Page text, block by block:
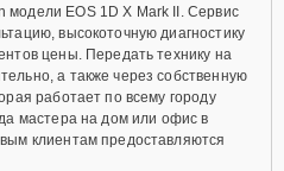
EOS 1D X Mark II. Сервис
высокоточную диагностику
цены. Передать технику на
а также через собственную
работает по всему городу
мастера на дом или офис в
клиентам предоставляются